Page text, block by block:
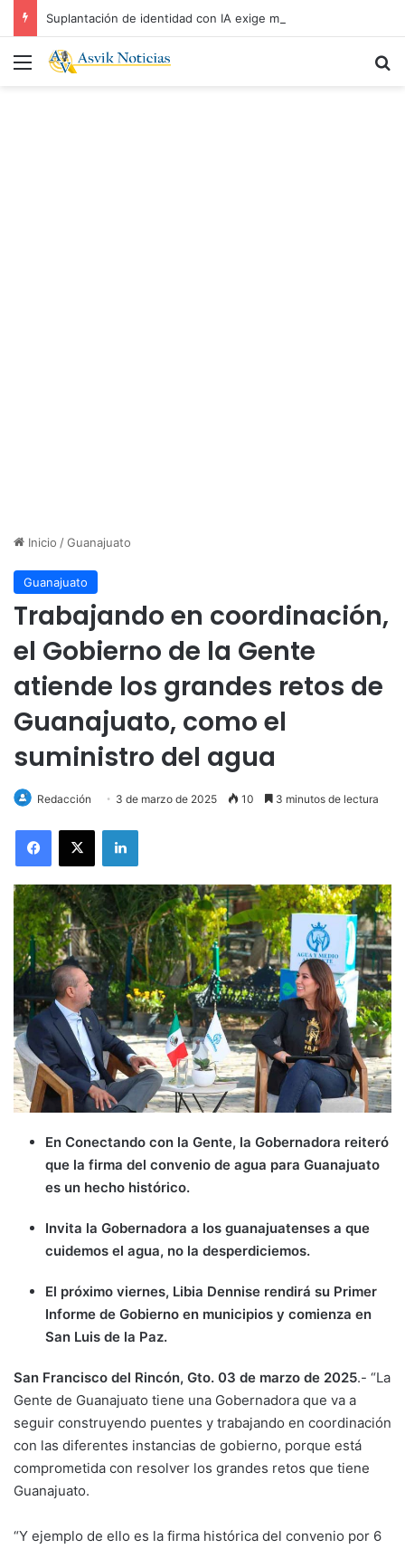
Menú
Inicio /Guanajuato
Guanajuato
Trabajando en coordinación,
el Gobierno de la Gente
atiende los grandes retos de
Guanajuato, como el
suministro del agua
Redacción 3 de marzo de 2025 10 3 minutos de lectura
LinkedIn
En Conectando con la Gente, la Gobernadora reiteró
que la firma del convenio de agua para Guanajuato
es un hecho histórico.
Invita la Gobernadora a los guanajuatenses a que
cuidemos el agua, no la desperdiciemos.
El próximo viernes, Libia Dennise rendirá su Primer
Informe de Gobierno en municipios y comienza en
San Luis de la Paz.
San Francisco del Rincón, Gto. 03 de marzo de 2025.- “La
Gente de Guanajuato tiene una Gobernadora que va a
seguir construyendo puentes y trabajando en coordinación
con las diferentes instancias de gobierno, porque está
comprometida con resolver los grandes retos que tiene
Guanajuato.
“Y ejemplo de ello es la firma histórica del convenio por 6